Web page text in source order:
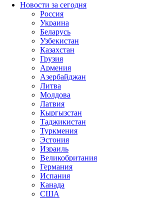
Новости за сегодня
Россия
Украина
Беларусь
Узбекистан
Казахстан
Грузия
Армения
Азербайджан
Литва
Молдова
Латвия
Кыргызстан
Таджикистан
Туркмения
Эстония
Израиль
Великобритания
Германия
Испания
Канада
США